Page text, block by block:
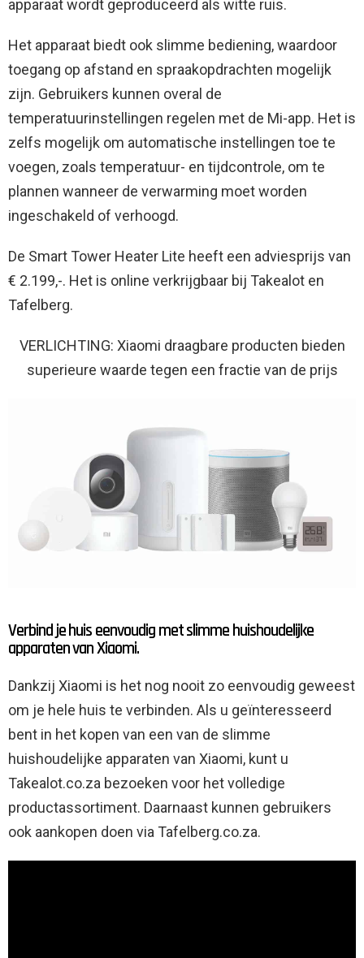
apparaat wordt geproduceerd als witte ruis.
Het apparaat biedt ook slimme bediening, waardoor
toegang op afstand en spraakopdrachten mogelijk
zijn. Gebruikers kunnen overal de
temperatuurinstellingen regelen met de Mi-app. Het is
zelfs mogelijk om automatische instellingen toe te
voegen, zoals temperatuur- en tijdcontrole, om te
plannen wanneer de verwarming moet worden
ingeschakeld of verhoogd.
De Smart Tower Heater Lite heeft een adviesprijs van
€ 2.199,-. Het is online verkrijgbaar bij Takealot en
Tafelberg.
VERLICHTING: Xiaomi draagbare producten bieden
superieure waarde tegen een fractie van de prijs
Verbind je huis eenvoudig met slimme huishoudelijke
apparaten van Xiaomi.
Dankzij Xiaomi is het nog nooit zo eenvoudig geweest
om je hele huis te verbinden. Als u geïnteresseerd
bent in het kopen van een van de slimme
huishoudelijke apparaten van Xiaomi, kunt u
Takealot.co.za bezoeken voor het volledige
productassortiment. Daarnaast kunnen gebruikers
ook aankopen doen via Tafelberg.co.za.